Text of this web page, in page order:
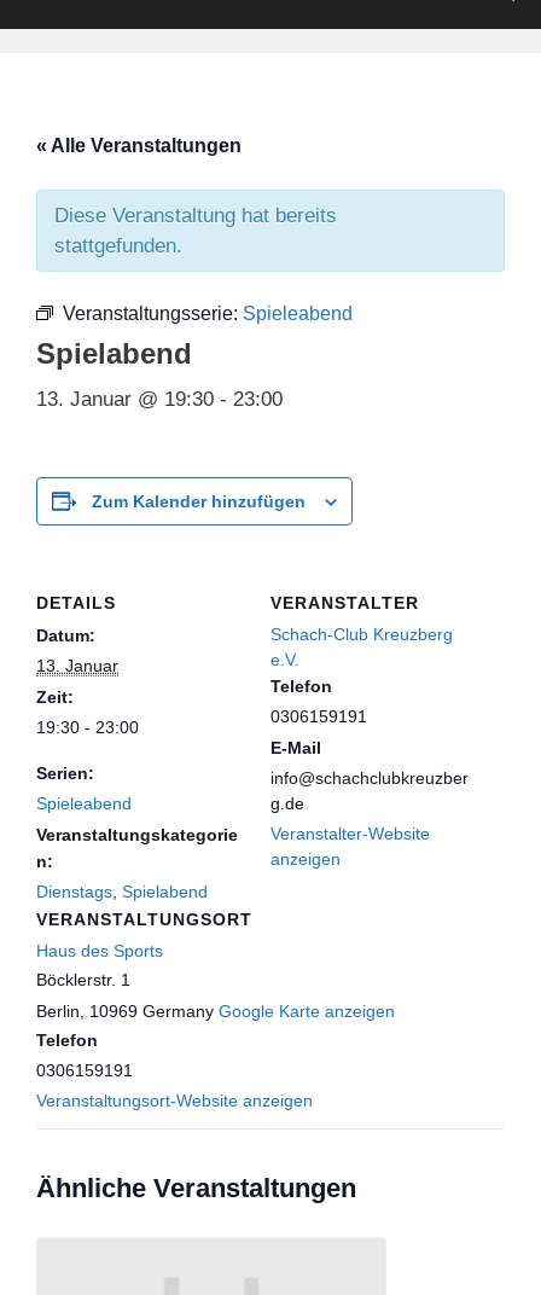
« Alle Veranstaltungen
Diese Veranstaltung hat bereits
stattgefunden.
Veranstaltungsserie: Spieleabend
Spielabend
13. Januar @ 19:30 - 23:00
Zum Kalender hinzufügen
DETAILS
Datum:
13. Januar
Zeit:
19:30 - 23:00
Serien:
Spieleabend
Veranstaltungskategorie
n:
Dienstags Spielabend
VERANSTALTUNGSORT
Haus des Sports
Böcklerstr. 1
Berlin
10969 Germany Google Karte anzeigen
Telefon
0306159191
Veranstaltungsort-Website anzeigen
VERANSTALTER
Schach-Club Kreuzberg
e.V.
Telefon
0306159191
E-Mail
info@schachclubkreuzber
g.de
Veranstalter-Website
anzeigen
Ähnliche Veranstaltungen